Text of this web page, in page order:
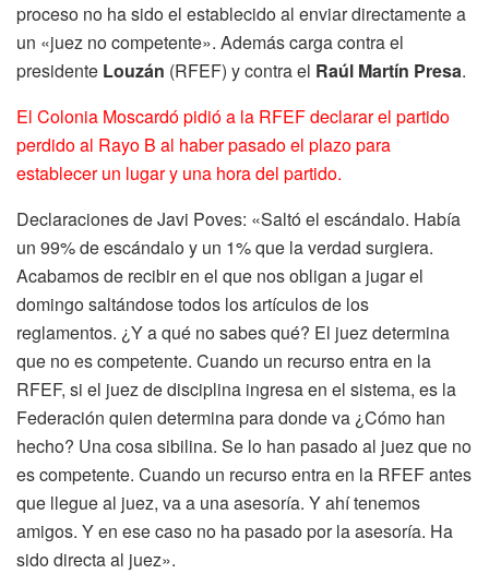
proceso no ha sido el establecido al enviar directamente a
un «juez no competente». Además carga contra el
presidente Louzán (RFEF) y contra el Raúl Martín Presa.
El Colonia Moscardó pidió a la RFEF declarar el partido
perdido al Rayo B al haber pasado el plazo para
establecer un lugar y una hora del partido.
Declaraciones de Javi Poves: «Saltó el escándalo. Había
un 99% de escándalo y un 1% que la verdad surgiera.
Acabamos de recibir en el que nos obligan a jugar el
domingo saltándose todos los artículos de los
reglamentos. ¿Y a qué no sabes qué? El juez determina
que no es competente. Cuando un recurso entra en la
RFEF, si el juez de disciplina ingresa en el sistema, es la
Federación quien determina para donde va ¿Cómo han
hecho? Una cosa sibilina. Se lo han pasado al juez que no
es competente. Cuando un recurso entra en la RFEF antes
que llegue al juez, va a una asesoría. Y ahí tenemos
amigos. Y en ese caso no ha pasado por la asesoría. Ha
sido directa al juez».